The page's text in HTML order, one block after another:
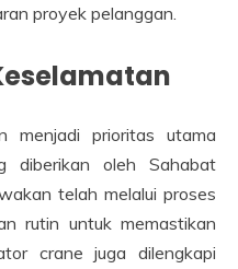
proyek pelanggan.
menjadi prioritas utama
diberikan oleh Sahabat
telah melalui proses
rutin untuk memastikan
crane juga dilengkapi